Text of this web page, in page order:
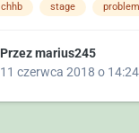
chhb stage
Przezmarius245
11 czerwca 2018 o 14:24